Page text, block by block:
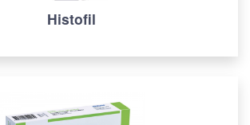
Histofil